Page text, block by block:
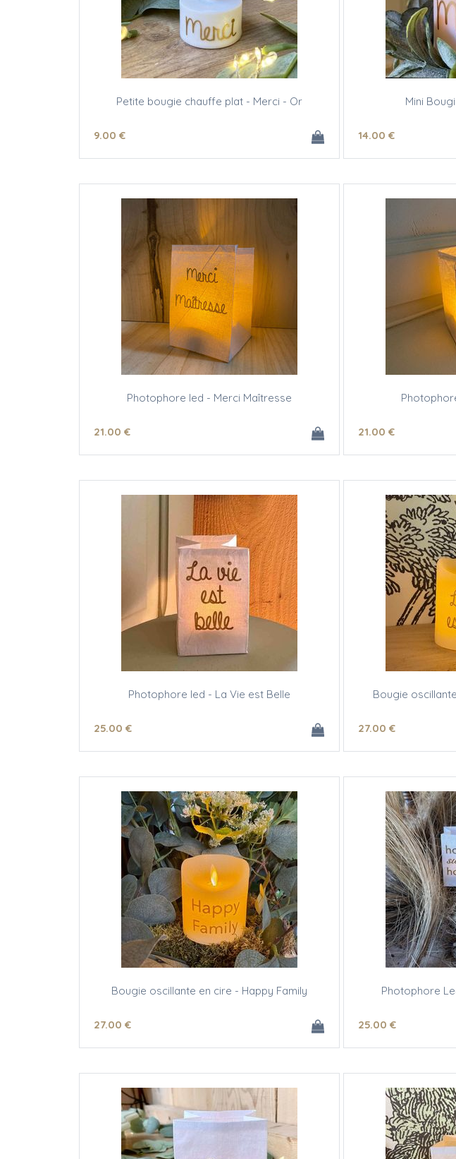
Petite bougie chauffe plat - Merci - Or
9.00 €
Mini
14.00 €
Photophore led - Merci Maîtresse
21.00 € 21.00 €
Photophore led - La Vie est Belle
25.00 €
Bougie
27.00 €
Bougie oscillante en cire - Happy Family
27.00 €
Photophore
25.00 €